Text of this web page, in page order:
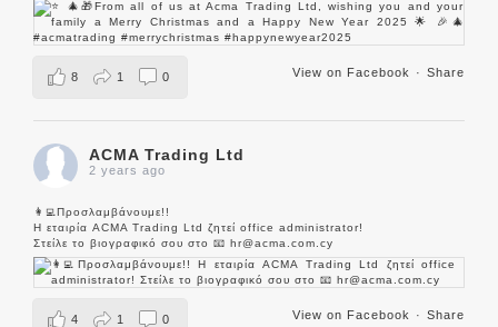
View on Facebook · Share
8 1 0
ACMA Trading Ltd
2 years ago
👩‍💻Προσλαμβάνουμε!!
Η εταιρία ACMA Trading Ltd ζητεί office administrator!
Στείλε το βιογραφικό σου στο 📧 hr@acma.com.cy
View on Facebook · Share
4 1 0